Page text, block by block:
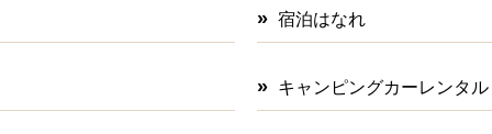
宿泊はなれ
キャンピングカーレンタル